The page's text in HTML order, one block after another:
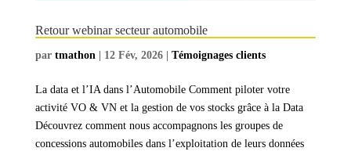
Retour webinar secteur automobile
par tmathon| 12 Fév, 2026| Témoignages clients
La data et l’IA dans l’Automobile Comment piloter votre
activité VO & VN et la gestion de vos stocks grâce à la Data
Découvrez comment nous accompagnons les groupes de
concessions automobiles dans l’exploitation de leurs données